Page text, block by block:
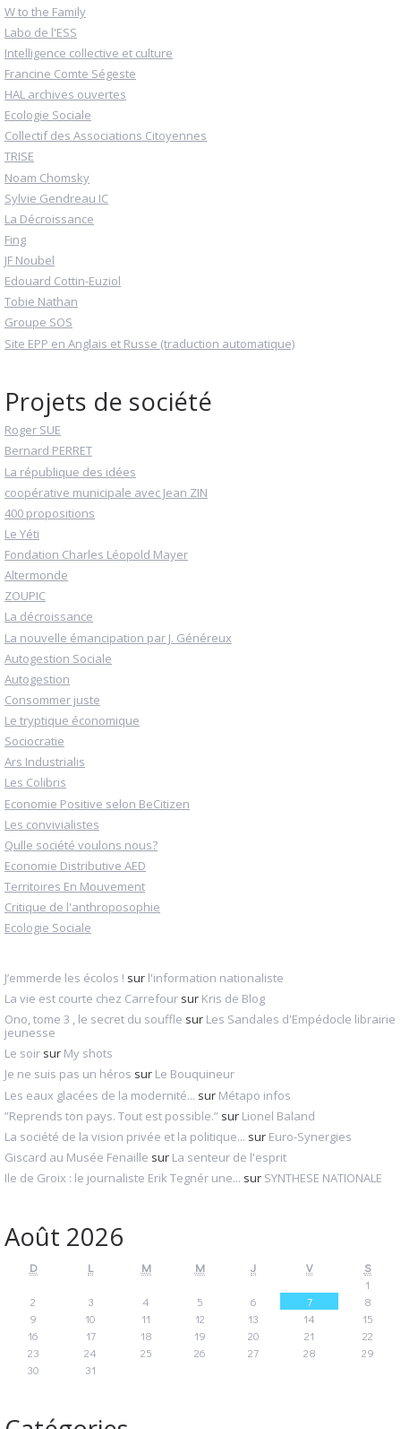
W to the Family
Labo de l'ESS
Intelligence collective et culture
Francine Comte Ségeste
HAL archives ouvertes
Ecologie Sociale
Collectif des Associations Citoyennes
TRISE
Noam Chomsky
Sylvie Gendreau IC
La Décroissance
Fing
JF Noubel
Edouard Cottin-Euziol
Tobie Nathan
Groupe SOS
Site EPP en Anglais et Russe (traduction automatique)
Projets de société
Roger SUE
Bernard PERRET
La république des idées
coopérative municipale avec Jean ZIN
400 propositions
Le Yéti
Fondation Charles Léopold Mayer
Altermonde
ZOUPIC
La décroissance
La nouvelle émancipation par J. Généreux
Autogestion Sociale
Autogestion
Consommer juste
Le tryptique économique
Sociocratie
Ars Industrialis
Les Colibris
Economie Positive selon BeCitizen
Les convivialistes
Qulle société voulons nous?
Economie Distributive AED
Territoires En Mouvement
Critique de l'anthroposophie
Ecologie Sociale
J’emmerde les écolos ! sur l'information nationaliste
La vie est courte chez Carrefour sur Kris de Blog
Ono, tome 3 , le secret du souffle sur Les Sandales d'Empédocle librairie
jeunesse
Le soir sur My shots
Je ne suis pas un héros sur Le Bouquineur
Les eaux glacées de la modernité... sur Métapo infos
”Reprends ton pays. Tout est possible.” sur Lionel Baland
La société de la vision privée et la politique... sur Euro-Synergies
Giscard au Musée Fenaille sur La senteur de l'esprit
Ile de Groix : le journaliste Erik Tegnér une... sur SYNTHESE NATIONALE
Août 2026
D L M M J V
S
1
2
3 4 5 6 7
8
9
10 11 12 13 14
15
16
17 18 19 20 21
22
23
24 25 26 27 28
29
30
31